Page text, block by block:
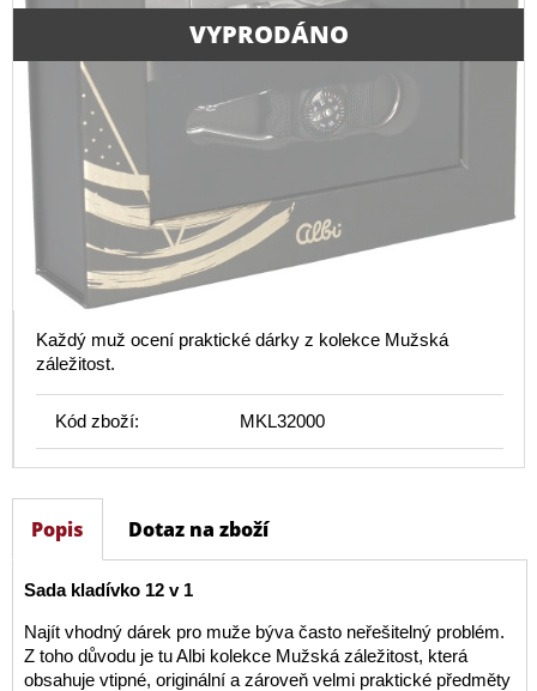
VYPRODÁNO
Každý muž ocení praktické dárky z kolekce Mužská
záležitost.
Kód zboží: MKL32000
Popis Dotaz na zboží
Sada kladívko 12 v 1
Najít vhodný dárek pro muže býva často neřešitelný problém.
Z toho důvodu je tu Albi kolekce Mužská záležitost, která
obsahuje vtipné, originální a zároveň velmi praktické předměty